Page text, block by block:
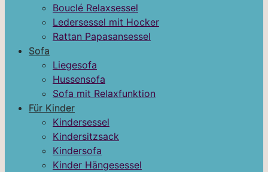
Bouclé Relaxsessel
Ledersessel mit Hocker
Rattan Papasansessel
Sofa
Liegesofa
Hussensofa
Sofa mit Relaxfunktion
Für Kinder
Kindersessel
Kindersitzsack
Kindersofa
Kinder Hängesessel